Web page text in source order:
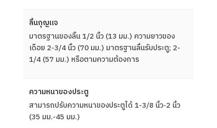
ลิ้นกุญแจ
มาตรฐานของลิ้น 1/2 นิ้ว (13 มม.) ความยาวของ
เดือย 2-3/4 นิ้ว (70 มม.) มาตรฐานลิ้นรับประตู; 2-
1/4 (57 มม.) หรือตามความต้องการ
ความหนาของประตู
สามารถปรับความหนาของประตูได้ 1-3/8 นิ้ว-2 นิ้ว
(35 มม.-45 มม.)